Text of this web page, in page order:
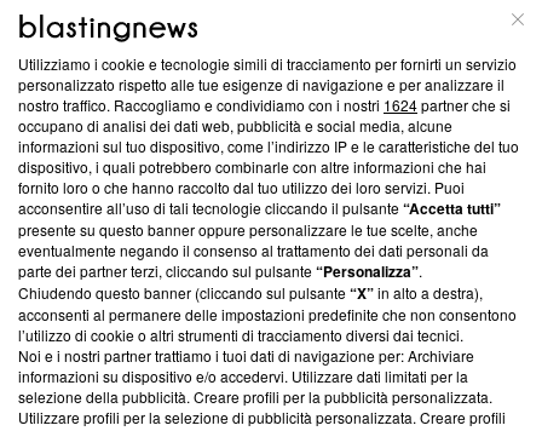
ABOUT
Questa sezione offre informazioni trasparenti su Blasting
News, sui nostri processi editoriali e su come ci impegniamo a
creare news di qualità. Inoltre, afferma la nostra aderenza a
‘Trust Project - News with Integrity’Blasting News non è
ancora membro del programma, ma ha richiesto di farne
parte; Trust Project non ha ancora effettuato una verifica di
conformità agli standard.
Su di noi
Team editoriale
Corporate
Redazione
Utilizziamo i cookie e tecnologie simili di tracciamento per fornirti un servizio
personalizzato rispetto alle tue esigenze di navigazione e per analizzare il
nostro traffico. Raccogliamo e condividiamo con i nostri 1624partner che si
occupano di analisi dei dati web, pubblicità e social media, alcune
informazioni sul tuo dispositivo, come l’indirizzo IP e le caratteristiche del tuo
dispositivo, i quali potrebbero combinarle con altre informazioni che hai
fornito loro o che hanno raccolto dal tuo utilizzo dei loro servizi. Puoi
acconsentire all’uso di tali tecnologie cliccando il pulsante“Accetta tutti”
presente su questo banner oppure personalizzare le tue scelte, anche
eventualmente negando il consenso al trattamento dei dati personali da
parte dei partner terzi, cliccando sul pulsante“Personalizza”.
Chiudendo questo banner (cliccando sul pulsante“X”in alto a destra),
acconsenti al permanere delle impostazioni predefinite che non consentono
l’utilizzo di cookie o altri strumenti di tracciamento diversi dai tecnici.
Noi e i nostri partner trattiamo i tuoi dati di navigazione per: Archiviare
informazioni su dispositivo e/o accedervi. Utilizzare dati limitati per la
selezione della pubblicità. Creare profili per la pubblicità personalizzata.
Utilizzare profili per la selezione di pubblicità personalizzata. Creare profili